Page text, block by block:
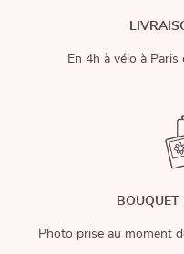
En 4h à vélo à
BOUQUET
Photo prise au moment